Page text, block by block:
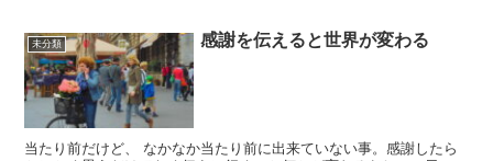
未分類 感謝を伝えると世界が変わる
当たり前だけど、 なかなか当たり前に出来ていない事。感謝したら